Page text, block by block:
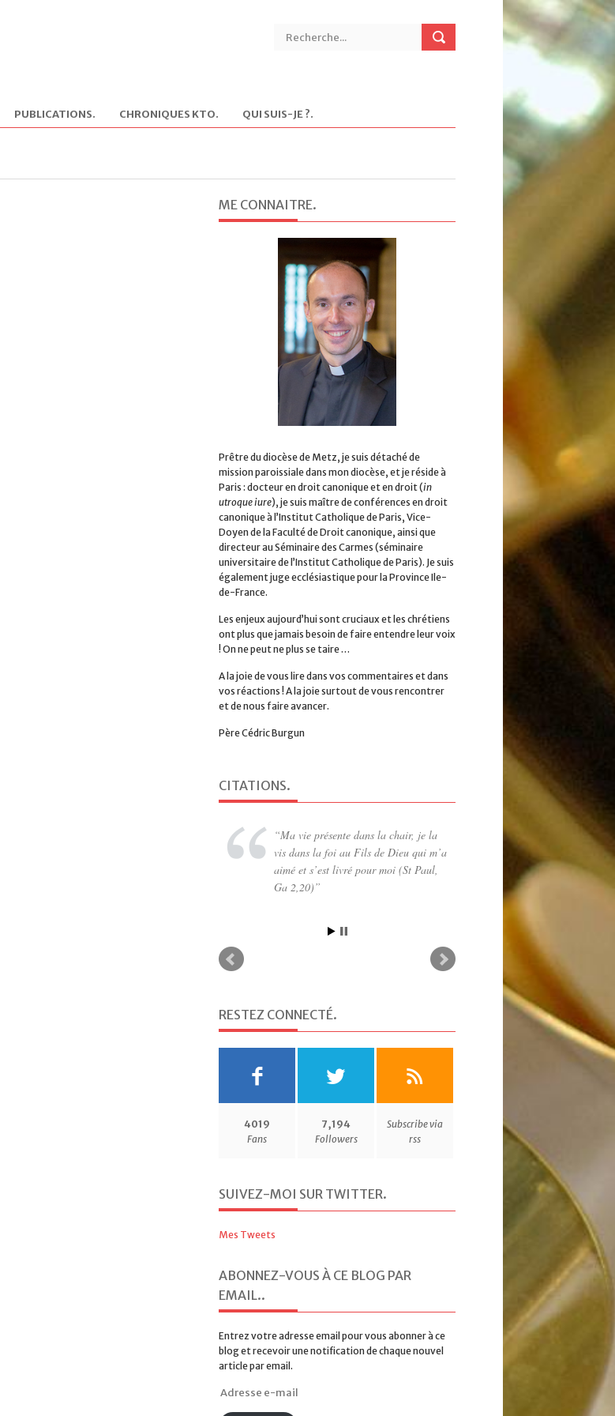
PUBLICATIONS. CHRONIQUES KTO. QUI SUIS-JE ?.
ME CONNAITRE.
Prêtre du diocèse de Metz, je suis détaché de
mission paroissiale dans mon diocèse, et je réside à
Paris : docteur en droit canonique et en droit (in
utroque iure), je suis maître de conférences en droit
canonique à l’Institut Catholique de Paris, Vice-
Doyen de la Faculté de Droit canonique, ainsi que
directeur au Séminaire des Carmes (séminaire
universitaire de l’Institut Catholique de Paris). Je suis
également juge ecclésiastique pour la Province Ile-
de-France.
Les enjeux aujourd’hui sont cruciaux et les chrétiens
ont plus que jamais besoin de faire entendre leur voix
! On ne peut ne plus se taire …
A la joie de vous lire dans vos commentaires et dans
vos réactions ! A la joie surtout de vous rencontrer
et de nous faire avancer.
Père Cédric Burgun
CITATIONS.
Ma vie présente dans la chair, je la
vis dans la foi au Fils de Dieu qui m’a
aimé et s’est livré pour moi (St Paul,
Ga 2,20)
RESTEZ CONNECTÉ.
4019
Fans
7,194
Followers
Subscribe via
rss
SUIVEZ-MOI SUR TWITTER.
Mes Tweets
ABONNEZ-VOUS À CE BLOG PAR
EMAIL..
Entrez votre adresse email pour vous abonner à ce
blog et recevoir une notification de chaque nouvel
article par email.
Adresse